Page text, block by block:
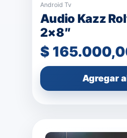
Android Tv
Audio Kazz
2×8″
$
Agregar